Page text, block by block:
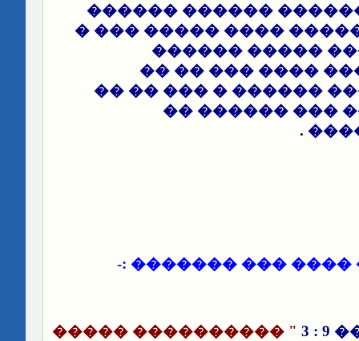
����� ��� ��������
���� �� ���� �����
��������� ����
�������� � ����
�������� �����
�������� ����
��� ���� �� ����
:-
" ���������� �����